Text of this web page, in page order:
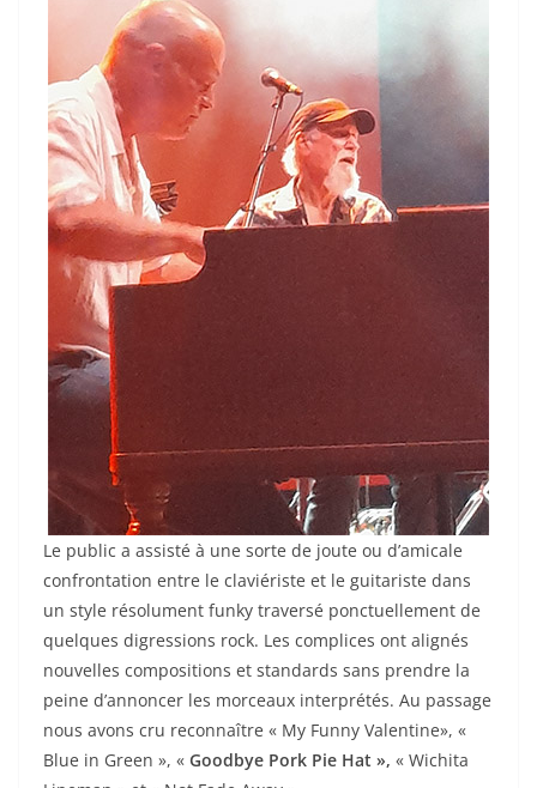
Le public a assisté à une sorte de joute ou d’amicale
confrontation entre le claviériste et le guitariste dans
un style résolument funky traversé ponctuellement de
quelques digressions rock. Les complices ont alignés
nouvelles compositions et standards sans prendre la
peine d’annoncer les morceaux interprétés. Au passage
nous avons cru reconnaître « My Funny Valentine», «
Blue in Green », « Goodbye Pork Pie Hat », « Wichita